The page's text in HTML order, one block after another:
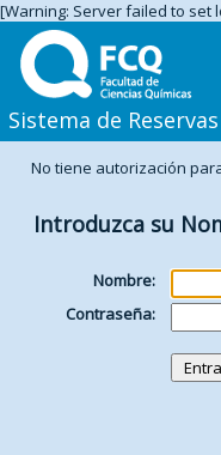
[Warning: Server failed to set
Sistema de
No tiene autorización
Introduzca su
Nombre:
Contraseña: